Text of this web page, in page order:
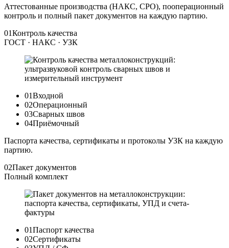
Аттестованные производства (НАКС, СРО), пооперационный
контроль и полный пакет документов на каждую партию.
01Контроль качества
ГОСТ · НАКС · УЗК
01Входной
02Операционный
03Сварных швов
04Приёмочный
Паспорта качества, сертификаты и протоколы УЗК на каждую
партию.
02Пакет документов
Полный комплект
01Паспорт качества
02Сертификаты